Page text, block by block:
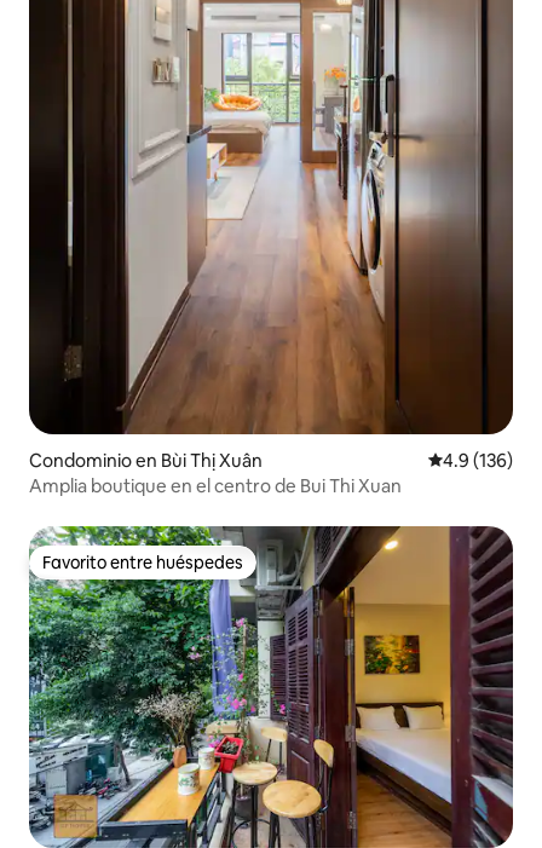
Condominio en Bùi Thị Xuân Calificación
4.9 (136)
Amplia boutique en el centro de Bui Thi Xuan
Favorito entre huéspedes
Favorito entre huéspedes